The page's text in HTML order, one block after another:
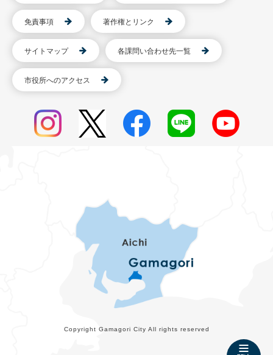
免責事項 著作権とリンク
サイトマップ 各課問い合わせ先一覧
市役所へのアクセス
Copyright Gamagori City All rights reserved